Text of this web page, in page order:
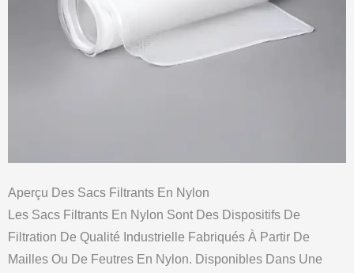
Aperçu Des Sacs Filtrants En Nylon
Les Sacs Filtrants En Nylon Sont Des Dispositifs De
Filtration De Qualité Industrielle Fabriqués À Partir De
Mailles Ou De Feutres En Nylon. Disponibles Dans Une